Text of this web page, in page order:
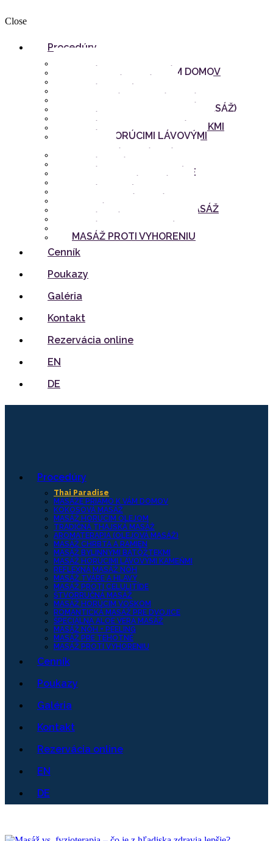
Close
Procedúry
Thai Paradise
MASÁŽE PRIAMO K VÁM DOMOV
KOKOSOVÁ MASÁŽ
MASÁŽ HORÚCIM OLEJOM
TRADIČNÁ THAJSKÁ MASÁŽ
AROMATERAPIA (OLEJOVÁ MASÁŽ)
MASÁŽ CHRBTA A RAMIEN
MASÁŽ BYLINNÝMI BATÔŽTEKMI
MASÁŽ HORÚCIMI LÁVOVÝMI
REFLEXNÁ MASÁŽ NÔH
MASÁŽ TVÁRE A HLAVY
MASÁŽ PROTI CELULITÍDE
ŠTVORRUČNÁ MASÁŽ
MASÁŽ HORÚCIM VOSKOM
ROMANTICKÁ MASÁŽ PRE DVOJICE
ŠPECIÁLNA ALOE VERA MASÁŽ
MASÁŽ NÔH + PEELING
MASÁŽ PRE TEHOTNÉ
MASÁŽ PROTI VYHORENIU
Cenník
Poukazy
Galéria
Kontakt
Rezervácia online
EN
DE
Procedúry
Thai Paradise
MASÁŽE PRIAMO K VÁM DOMOV
KOKOSOVÁ MASÁŽ
MASÁŽ HORÚCIM OLEJOM
TRADIČNÁ THAJSKÁ MASÁŽ
AROMATERAPIA (OLEJOVÁ MASÁŽ)
MASÁŽ CHRBTA A RAMIEN
MASÁŽ BYLINNÝMI BATÔŽTEKMI
MASÁŽ HORÚCIMI LÁVOVÝMI KAMEŇMI
REFLEXNÁ MASÁŽ NÔH
MASÁŽ TVÁRE A HLAVY
MASÁŽ PROTI CELULITÍDE
ŠTVORRUČNÁ MASÁŽ
MASÁŽ HORÚCIM VOSKOM
ROMANTICKÁ MASÁŽ PRE DVOJICE
ŠPECIÁLNA ALOE VERA MASÁŽ
MASÁŽ NÔH + PEELING
MASÁŽ PRE TEHOTNÉ
MASÁŽ PROTI VYHORENIU
Cenník
Poukazy
Galéria
Kontakt
Rezervácia online
EN
DE